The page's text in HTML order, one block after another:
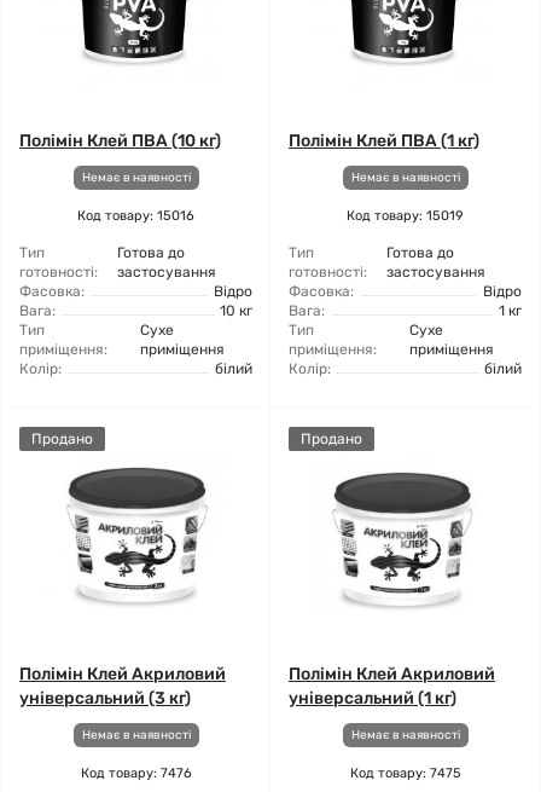
Полімін Клей ПВА (10 кг)
Немає в наявності
Код товару: 15016
Тип
готовності:
Готова до
застосування
Фасовка:
Відро
Вага:
10 кг
Тип
приміщення:
Сухе
приміщення
Колір:
білий
Полімін Клей ПВА (1 кг)
Немає в наявності
Код товару: 15019
Тип
готовності:
Готова до
застосування
Фасовка:
Відро
Вага:
1 кг
Тип
приміщення:
Сухе
приміщення
Колір:
білий
Продано
Полімін Клей Акриловий
універсальний (3 кг)
Немає в наявності
Код товару: 7476
Продано
Полімін Клей Акриловий
універсальний (1 кг)
Немає в наявності
Код товару: 7475